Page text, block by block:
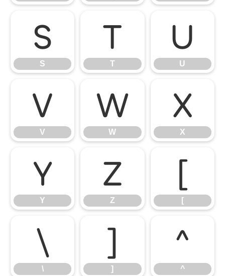
S
S
T
T
U
U
V
V
W
W
X
X
Y
Y
Z
Z
[
[
\
\
]
]
^
^